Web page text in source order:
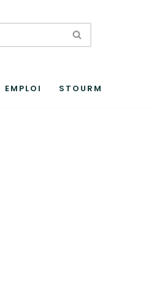
EMPLOI STOURM